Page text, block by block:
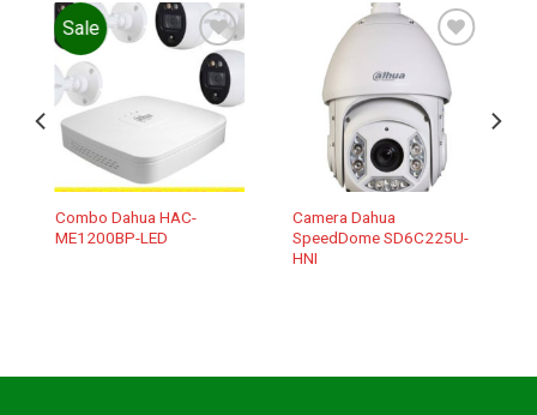
Sale
Add to
wishlist
Combo Dahua HAC-
ME1200BP-LED
Add to
wishlist
Camera Dahua
SpeedDome SD6C225U-
HNI